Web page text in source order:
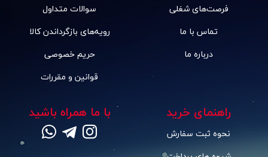
فرصت‌های شغلی
تماس با ما
درباره ما
سوالات متداول
رویه‌های بازگرداندن کالا
حریم خصوصی
قوانین و مقررات
راهنمای خرید
نحوه ثبت سفارش
با ما همراه باشید